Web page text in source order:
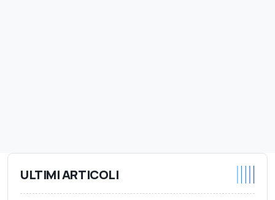
ULTIMI ARTICOLI